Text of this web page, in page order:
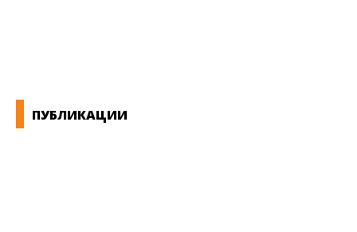
ПУБЛИКАЦИИ